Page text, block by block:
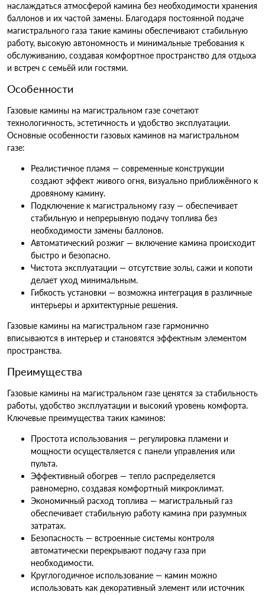
наслаждаться атмосферой камина без необходимости хранения
баллонов и их частой замены. Благодаря постоянной подаче
магистрального газа такие камины обеспечивают стабильную
работу, высокую автономность и минимальные требования к
обслуживанию, создавая комфортное пространство для отдыха
и встреч с семьёй или гостями.
Особенности
Газовые камины на магистральном газе сочетают
технологичность, эстетичность и удобство эксплуатации.
Основные особенности газовых каминов на магистральном
газе:
Реалистичное пламя — современные конструкции
создают эффект живого огня, визуально приближённого к
дровяному камину.
Подключение к магистральному газу — обеспечивает
стабильную и непрерывную подачу топлива без
необходимости замены баллонов.
Автоматический розжиг — включение камина происходит
быстро и безопасно.
Чистота эксплуатации — отсутствие золы, сажи и копоти
делает уход минимальным.
Гибкость установки — возможна интеграция в различные
интерьеры и архитектурные решения.
Газовые камины на магистральном газе гармонично
вписываются в интерьер и становятся эффектным элементом
пространства.
Преимущества
Газовые камины на магистральном газе ценятся за стабильность
работы, удобство эксплуатации и высокий уровень комфорта.
Ключевые преимущества таких каминов:
Простота использования — регулировка пламени и
мощности осуществляется с панели управления или
пульта.
Эффективный обогрев — тепло распределяется
равномерно, создавая комфортный микроклимат.
Экономичный расход топлива — магистральный газ
обеспечивает стабильную работу камина при разумных
затратах.
Безопасность — встроенные системы контроля
автоматически перекрывают подачу газа при
необходимости.
Круглогодичное использование — камин можно
использовать как декоративный элемент или источник